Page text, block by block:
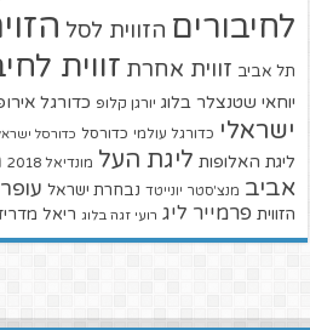
לחיבורים הזווית לסל
תל אביב זווית אחרת זווית
יוחאי שטנצלר בלוג יורגן קלופ כדורגל
ישראלי כדורגל עולמי כדורסל כדורסל
ליגת האלופות ליגת העל מונדיאל 2018
אביב מנצ'סטר יונייטד נבחרת ישראל
הזווית פרמייר ליג רועי זגה בלוג ריאל